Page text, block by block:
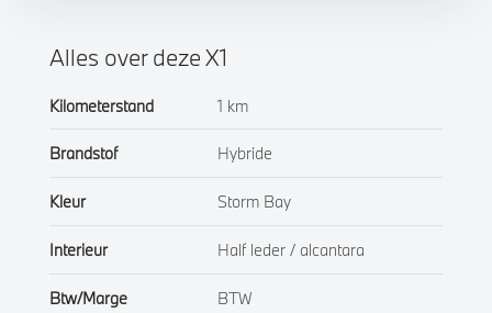
Alles over deze X1
Kilometerstand 1 km
Brandstof Hybride
Kleur Storm Bay
Interieur Half leder / alcantara
Btw/Marge BTW